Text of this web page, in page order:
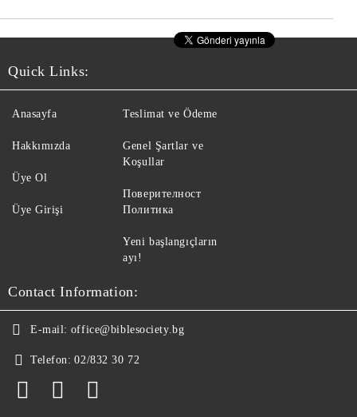
Quick Links:
Anasayfa
Hakkımızda
Üye Ol
Üye Girişi
Teslimat ve Ödeme
Genel Şartlar ve
Koşullar
Поверителност
Политика
Yeni başlangıçların
ayı!
Contact Information:
E-mail: office@biblesociety.bg
Telefon: 02/832 30 72